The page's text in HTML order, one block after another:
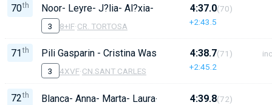
70th Noor- Leyre- J?lia- Al?xia- Leire- Laia- Martina-
3 8+IF·CR. TORTOSA
4:37.0
+2:43.5
(70)
71 th Pili Gasparin - Cristina Wasmer - Francina Pitarch -
3 4XVF·CN.SANT CARLES
4:38.7
+2:45.2
(71)
72th Blanca- Anna- Marta- Laura- Mireia- CNSC - ??? -
4:39.8(72)